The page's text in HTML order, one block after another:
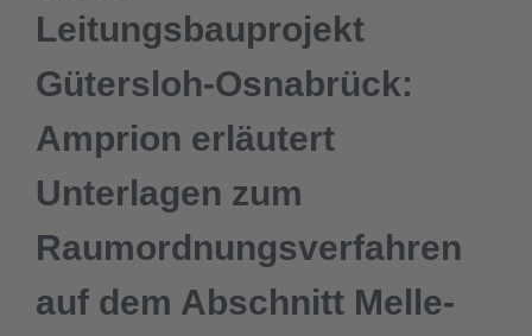
Leitungsbauprojekt
Gütersloh-Osnabrück:
Amprion erläutert
Unterlagen zum
Raumordnungsverfahren
auf dem Abschnitt Melle-